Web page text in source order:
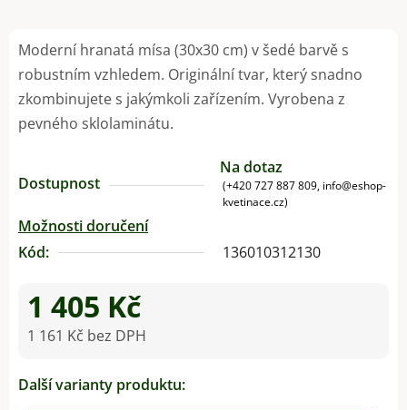
Moderní hranatá mísa (30x30 cm) v šedé barvě s
robustním vzhledem. Originální tvar, který snadno
zkombinujete s jakýmkoli zařízením. Vyrobena z
pevného sklolaminátu.
Dostupnost
Na dotaz
(+420 727 887 809, info@eshop-
kvetinace.cz)
Možnosti doručení
Kód:
136010312130
1 405 Kč
1 161 Kč bez DPH
Další varianty produktu: